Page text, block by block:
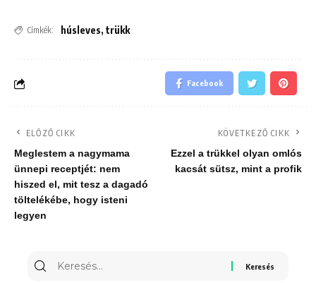
Címkék: húsleves, trükk
Facebook
ELŐZŐ CIKK
Meglestem a nagymama
ünnepi receptjét: nem
hiszed el, mit tesz a dagadó
töltelékébe, hogy isteni
legyen
KÖVETKEZŐ CIKK
Ezzel a trükkel olyan omlós
kacsát sütsz, mint a profik
Keresés